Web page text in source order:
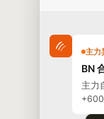
主力
BN
主力
+600